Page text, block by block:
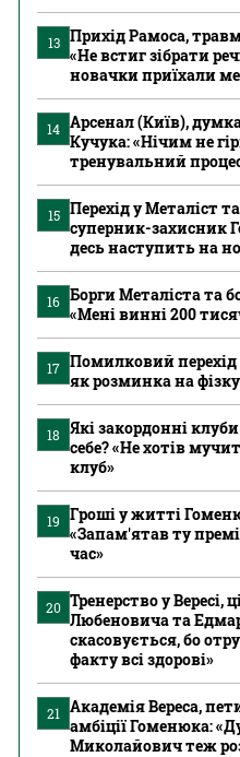
13 Прихід Рамоса,
«Не встиг зібрати
новачки приїхали
14 Арсенал (Київ),
Кучука: «Нічим не
тренувальний
15 Перехід у Металіст
суперник-захисник
десь наступить на
16 Борги Металіста та
«Мені винні 200
17 Помилковий
як розминка на
18
Які закордонні
себе? «Не хотів
клуб»
19
Гроші у житті
«Запам'ятав ту
час»
20 Тренерство у Вересі,
Любеновича та
скасовується, бо
факту всі здорові»
21
Академія Вереса,
амбіції Гоменюка:
Миколайович теж